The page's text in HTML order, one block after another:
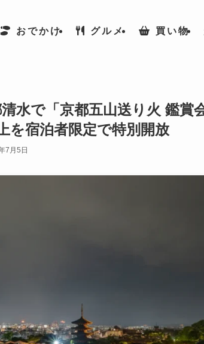
おでかけ グルメ 買い物
水で「京都五山送り火 鑑賞
宿泊者限定で特別開放
7月5日